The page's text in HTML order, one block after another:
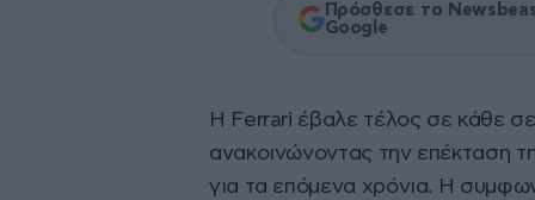
Πρόσθεσε το
Google
Η Ferrari έβαλε τέλος σε κάθε
ανακοινώνοντας την επέκταση
για τα επόμενα χρόνια. Η